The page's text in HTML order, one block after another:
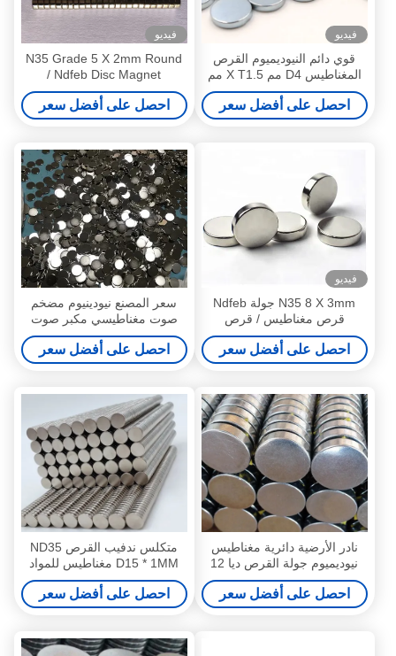
فيديو
قوي دائم النيوديميوم القرص
المغناطيس D4 مم X T1.5 مم
N50 لسوار
احصل على أفضل سعر
فيديو
N35 Grade 5 X 2mm Round
Ndfeb Disc Magnet /
مغناطيس قرص قوي لسماعة
الأذن
احصل على أفضل سعر
فيديو
N35 8 X 3mm جولة Ndfeb
قرص مغناطيس / قرص
مغناطيس قوي للتذكار
احصل على أفضل سعر
سعر المصنع نيودينيوم مضخم
صوت مغناطيسي مكبر صوت
مغناطيسي صغير 5 × 1 و 5 ×
1.5 مم
احصل على أفضل سعر
نادر الأرضية دائرية مغناطيس
نيوديميوم جولة القرص ديا 12
مم × 2 مم سوبر قوية
احصل على أفضل سعر
متكلس ندفيب القرص ND35
D15 * 1MM مغناطيس للمواد
التعليمية
احصل على أفضل سعر